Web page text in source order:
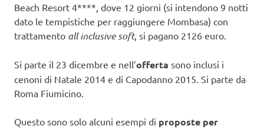
Beach Resort 4****, dove 12 giorni (si intendono 9 notti
dato le tempistiche per raggiungere Mombasa) con
trattamento all inclusive soft, si pagano 2126 euro.
Si parte il 23 dicembre e nell’offerta sono inclusi i
cenoni di Natale 2014 e di Capodanno 2015. Si parte da
Roma Fiumicino.
Questo sono solo alcuni esempi di proposte per